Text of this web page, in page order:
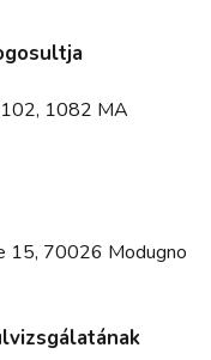
102, 1082 MA
15, 70026 Modugno